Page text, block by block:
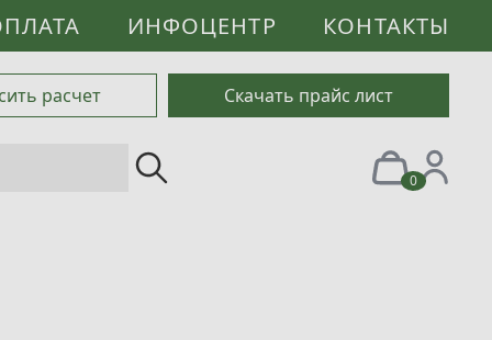
ИНФОЦЕНТР КОНТАКТЫ
расчет Скачать прайс лист
0